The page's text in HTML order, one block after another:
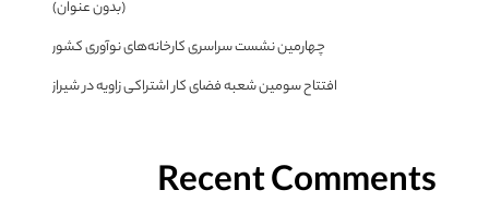
(بدون عنوان)
چهارمین نشست سراسری کارخانه‌های نوآوری کشور
افتتاح سومین شعبه فضای کار اشتراکی زاویه در شیراز
Recent Comments